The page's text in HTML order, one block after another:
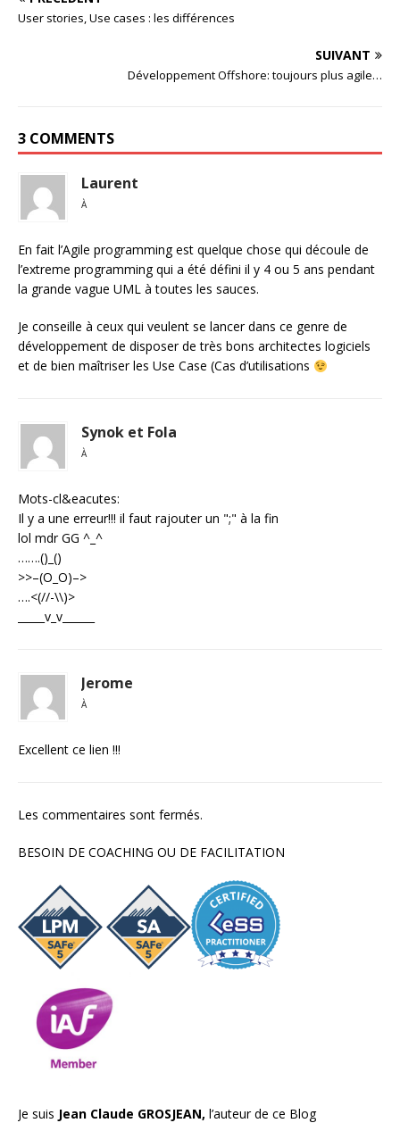
User stories, Use cases : les différences
SUIVANT
Développement Offshore: toujours plus agile…
3 COMMENTS
Laurent
À
En fait l’Agile programming est quelque chose qui découle de
l’extreme programming qui a été défini il y 4 ou 5 ans pendant
la grande vague UML à toutes les sauces.
Je conseille à ceux qui veulent se lancer dans ce genre de
développement de disposer de très bons architectes logiciels
et de bien maîtriser les Use Case (Cas d’utilisations
Synok et Fola
À
Mots-cl&eacutes:
Il y a une erreur!!! il faut rajouter un ";" à la fin
lol mdr GG ^_^
…….()_()
>>–(O_O)–>
….<(//-\\)>
_____v_v______
Jerome
À
Excellent ce lien !!!
Les commentaires sont fermés.
BESOIN DE COACHING OU DE FACILITATION
Je suis Jean Claude GROSJEAN, l’auteur de ce Blog